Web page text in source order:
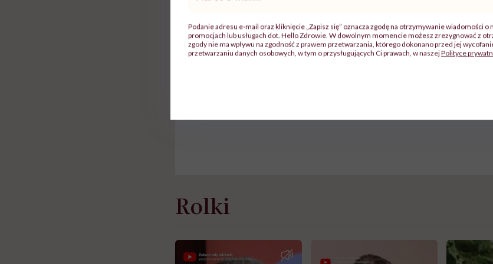
Do wyświetlenia tego materiału z zewnętrznego serwisu (Instagram,
Rolki
mail*
Podanie adresu e-mail oraz kliknięcie „Zapisz się” oznacza zgodę na otrzymywanie wiadomości o
promocjach lub usługach dot. Hello Zdrowie. W dowolnym momencie możesz zrezygnować z
zgody nie ma wpływu na zgodność z prawem przetwarzania, którego dokonano przed jej
przetwarzaniu danych osobowych, w tym o przysługujących Ci prawach, w naszejPolityce